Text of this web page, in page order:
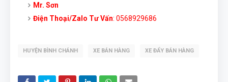
Mr. Sơn
Điện Thoại/Zalo Tư Vấn: 0568929686
HUYỆN BÌNH CHÁNH XE BÁN HÀNG XE ĐẨY BÁN HÀNG